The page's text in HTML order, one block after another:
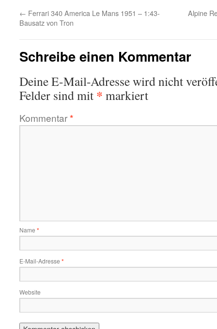
← Ferrari 340 America Le Mans 1951 – 1:43-
Bausatz von Tron
Alpine
Schreibe einen Kommentar
Deine E-Mail-Adresse wird nicht
Felder sind mit * markiert
Kommentar*
Name *
E-Mail-Adresse *
Website